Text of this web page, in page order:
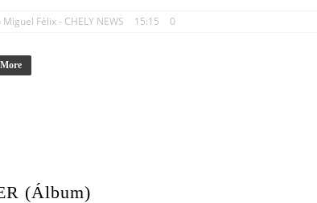
Félix - CHELY NEWS 15:15 0
(Álbum)